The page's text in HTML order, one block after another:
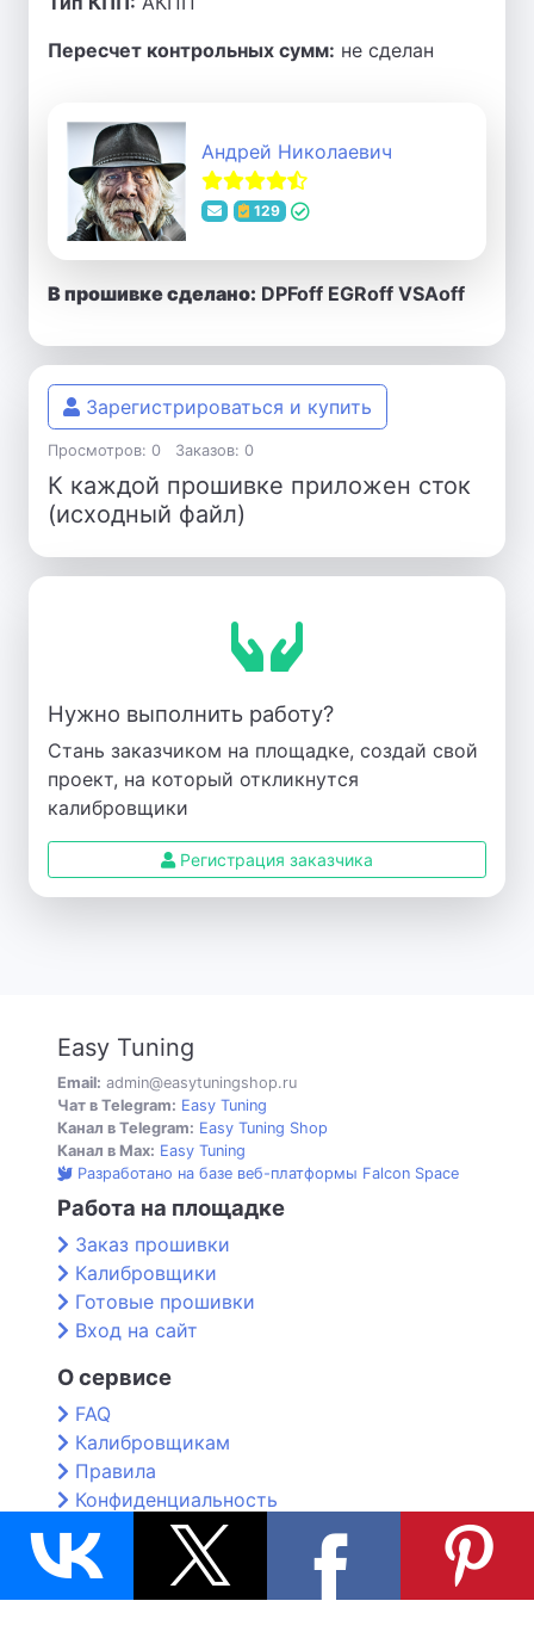
Пересчет контрольных сумм: не сделан
Андрей Николаевич
129
В прошивке сделано: DPFoff EGRoff VSAoff
Зарегистрироваться и купить
Просмотров: 0 Заказов: 0
К каждой прошивке приложен сток
(исходный файл)
Нужно выполнить работу?
Стань заказчиком на площадке, создай свой
проект, на который откликнутся
калибровщики
Регистрация заказчика
Easy Tuning
Email: admin@easytuningshop.ru
Чат в Telegram: Easy Tuning
Канал в Telegram: Easy Tuning Shop
Канал в Max: Easy Tuning
Разработано на базе веб-платформы Falcon Space
Работа на площадке
Заказ прошивки
Калибровщики
Готовые прошивки
Вход на сайт
О сервисе
FAQ
Калибровщикам
Правила
Конфиденциальность
Контакты